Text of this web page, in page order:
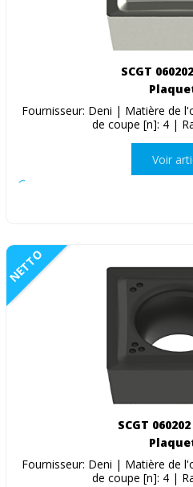
SCGT
Fournisseur: Deni | Matière de
de coupe [n]: 4 |
Voir
NETTO
SCGT
Fournisseur: Deni | Matière de
de coupe [n]: 4 |